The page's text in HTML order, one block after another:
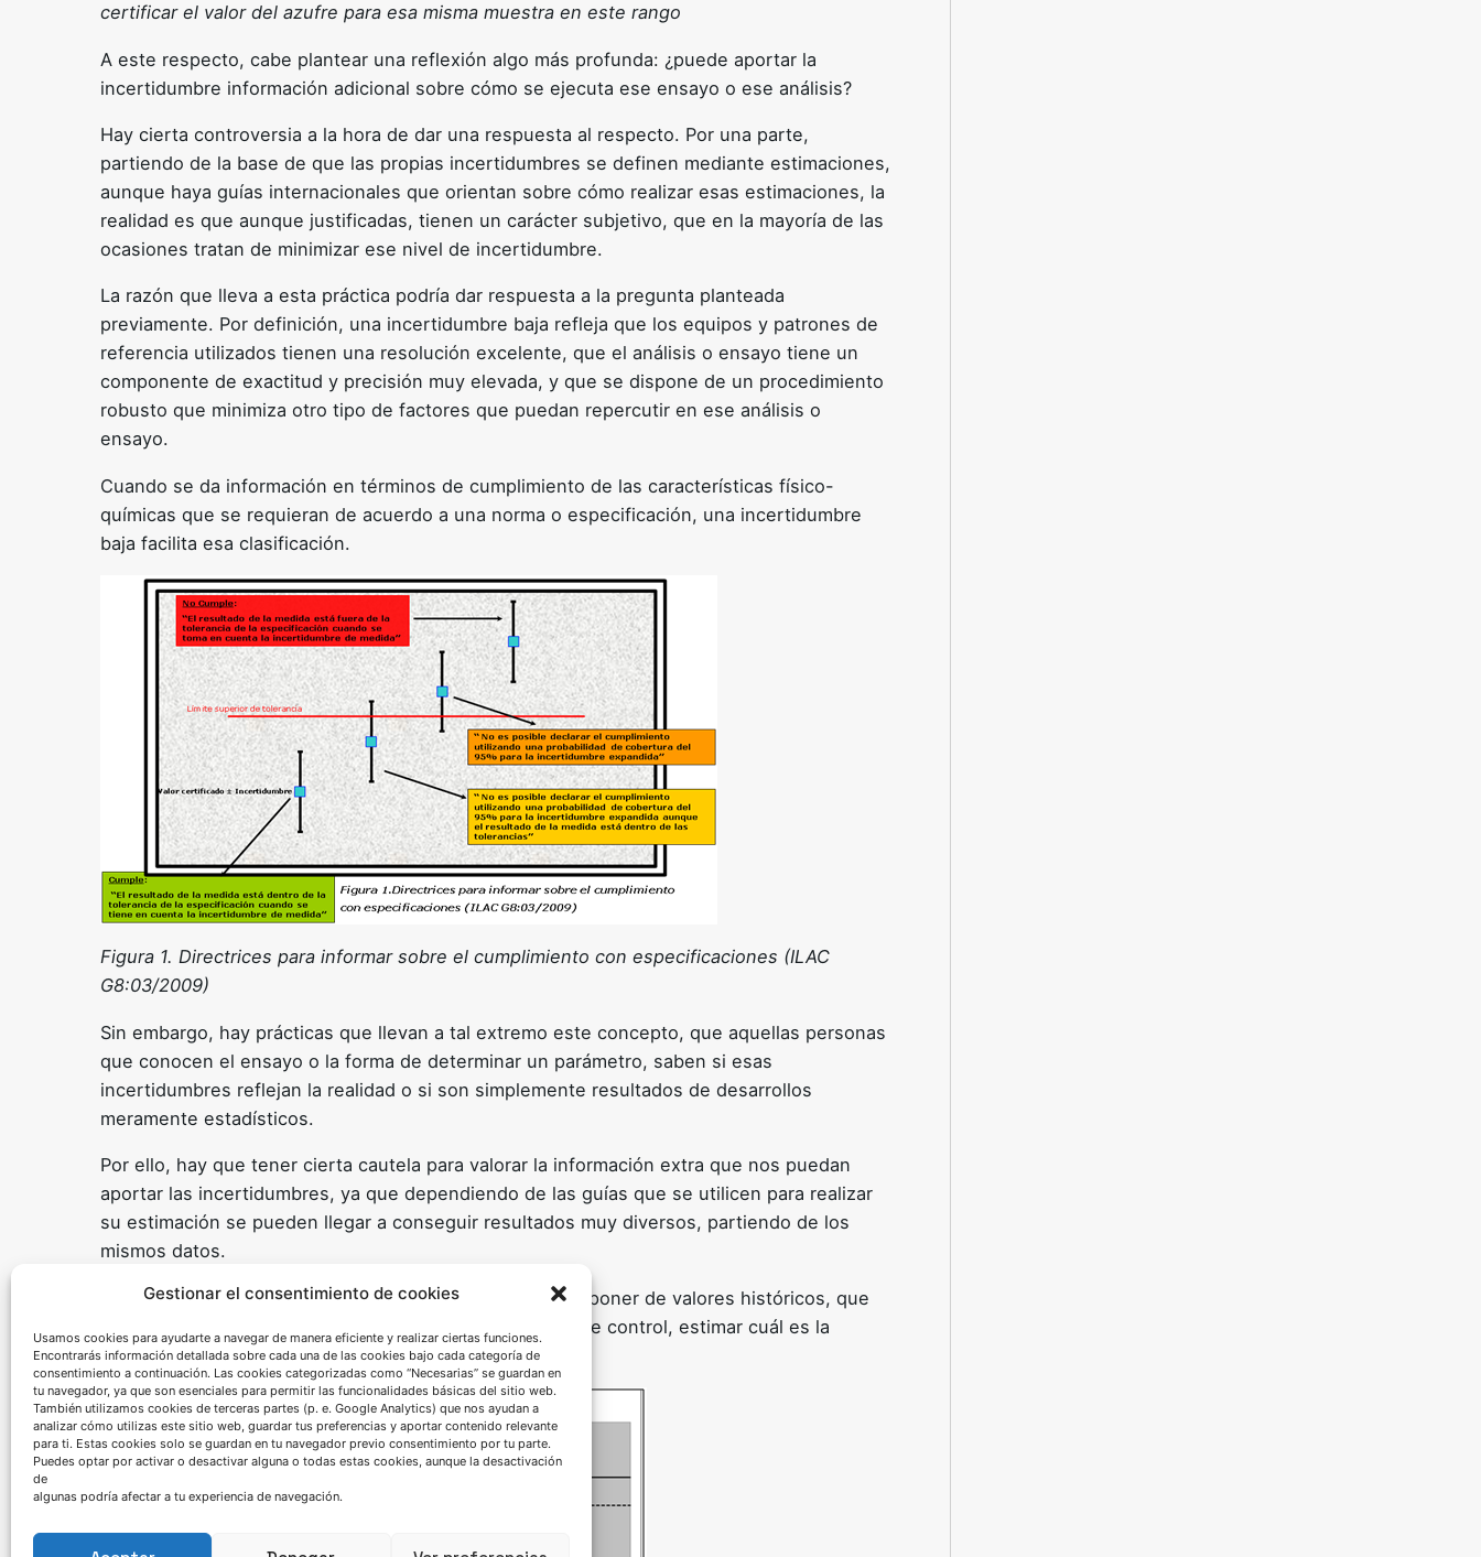
Gestionar el consentimiento de cookies
Usamos cookies para ayudarte a navegar de manera eficiente y realizar ciertas funciones.
Encontrarás información detallada sobre cada una de las cookies bajo cada categoría de
consentimiento a continuación. Las cookies categorizadas como “Necesarias” se guardan en
tu navegador, ya que son esenciales para permitir las funcionalidades básicas del sitio web.
También utilizamos cookies de terceras partes (p. e. Google Analytics) que nos ayudan a
analizar cómo utilizas este sitio web, guardar tus preferencias y aportar contenido relevante
para ti. Estas cookies solo se guardan en tu navegador previo consentimiento por tu parte.
Puedes optar por activar o desactivar alguna o todas estas cookies, aunque la desactivación
de
algunas podría afectar a tu experiencia de navegación.
certificar el valor del azufre para esa misma muestra en este rango
A este respecto, cabe plantear una reflexión algo más profunda: ¿puede aportar la
incertidumbre información adicional sobre cómo se ejecuta ese ensayo o ese análisis?
Hay cierta controversia a la hora de dar una respuesta al respecto. Por una parte,
partiendo de la base de que las propias incertidumbres se definen mediante estimaciones,
aunque haya guías internacionales que orientan sobre cómo realizar esas estimaciones, la
realidad es que aunque justificadas, tienen un carácter subjetivo, que en la mayoría de las
ocasiones tratan de minimizar ese nivel de incertidumbre.
La razón que lleva a esta práctica podría dar respuesta a la pregunta planteada
previamente. Por definición, una incertidumbre baja refleja que los equipos y patrones de
referencia utilizados tienen una resolución excelente, que el análisis o ensayo tiene un
componente de exactitud y precisión muy elevada, y que se dispone de un procedimiento
robusto que minimiza otro tipo de factores que puedan repercutir en ese análisis o
ensayo.
Cuando se da información en términos de cumplimiento de las características físico-
químicas que se requieran de acuerdo a una norma o especificación, una incertidumbre
baja facilita esa clasificación.
Figura 1. Directrices para informar sobre el cumplimiento con especificaciones (ILAC
G8:03/2009)
Sin embargo, hay prácticas que llevan a tal extremo este concepto, que aquellas personas
que conocen el ensayo o la forma de determinar un parámetro, saben si esas
incertidumbres reflejan la realidad o si son simplemente resultados de desarrollos
meramente estadísticos.
Por ello, hay que tener cierta cautela para valorar la información extra que nos puedan
aportar las incertidumbres, ya que dependiendo de las guías que se utilicen para realizar
su estimación se pueden llegar a conseguir resultados muy diversos, partiendo de los
mismos datos.
La tendencia durante los últimos años va enfocada a disponer de valores históricos, que
nos puedan permitir a simple vista y mediante gráficos de control, estimar cuál es la
incertidumbre de nuestro ensayo.